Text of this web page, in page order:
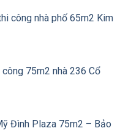
công nhà phố 65m2 Kim
75m2 nhà 236 Cổ
Đình Plaza 75m2 – Bảo